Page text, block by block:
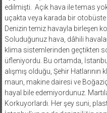
uçakta veya karada bir
Denizin temiz havayla birleşen
Soluduğunuz hava, dâhili
klima sistemlerinden geçtikten
üfleniyordu. Bu ortamda,
alışmış olduğu, Şehir
maun, makine dairesi ve Boğaziçi
hayal bile edemiyordunuz.
Korkuyorlardı. Her şey suni,
İstanbul’un ne de denizciliğin